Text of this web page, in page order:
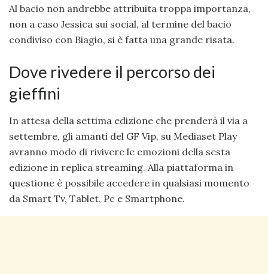
Al bacio non andrebbe attribuita troppa importanza,
non a caso Jessica sui social, al termine del bacio
condiviso con Biagio, si è fatta una grande risata.
Dove rivedere il percorso dei
gieffini
In attesa della settima edizione che prenderà il via a
settembre, gli amanti del GF Vip, su Mediaset Play
avranno modo di rivivere le emozioni della sesta
edizione in replica streaming. Alla piattaforma in
questione è possibile accedere in qualsiasi momento
da Smart Tv, Tablet, Pc e Smartphone.